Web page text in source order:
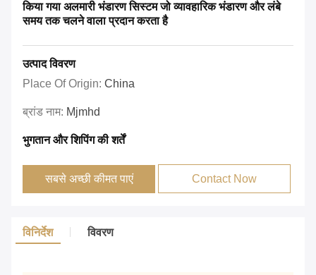
किया गया अलमारी भंडारण सिस्टम जो व्यावहारिक भंडारण और लंबे
समय तक चलने वाला प्रदान करता है
उत्पाद विवरण
Place Of Origin: China
ब्रांड नाम: Mjmhd
भुगतान और शिपिंग की शर्तें
सबसे अच्छी कीमत पाएं Contact Now
विनिर्देश विवरण